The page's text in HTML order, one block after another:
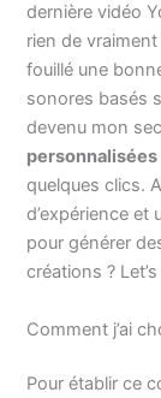
dernière vidéo
rien de
fouillé une
sonores basés
devenu mon
personnalisées
quelques clics.
d’expérience et
pour générer
créations ?
Comment j’ai
Pour établir ce